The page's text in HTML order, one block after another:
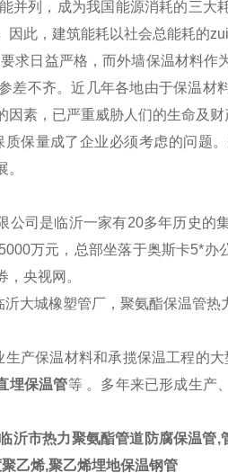
列，成为我国能源消耗的三大
此，建筑能耗以社会总能耗的
求日益严格，而外墙保温材料作
差不齐。近几年各地由于保温材
素，已严重威胁人们的生命及财
保量成了企业必须考虑的问题
司是临沂一家有20多年历史的
万元，总部坐落于奥斯卡5*
，央视网。
大城橡塑管厂，聚氨酯保温管热
产保温材料和承揽保温工程的
埋保温管等 。多年来已形成生产
沂市热力聚氨酯管道防腐保温管
乙烯,聚乙烯埋地保温钢管